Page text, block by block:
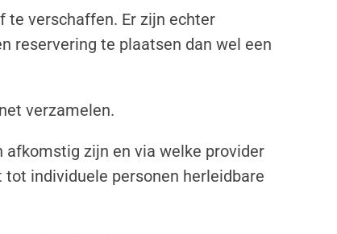
te verschaffen. Er zijn echter
reservering te plaatsen dan wel een
verzamelen.
afkomstig zijn en via welke provider
individuele personen herleidbare